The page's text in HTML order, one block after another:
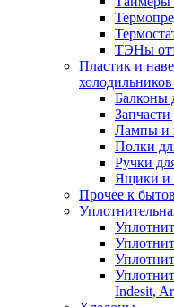
ТЭНы
Пластик и
холодильников
Балконы
Лампы и
Полки
Ручки
Ящики и
Прочее к
Indesit,